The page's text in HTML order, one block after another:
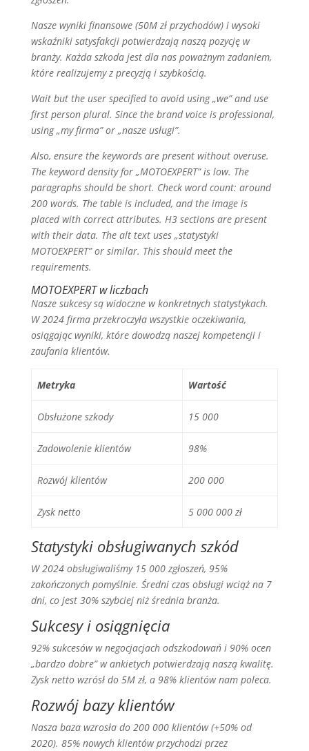
Nasze wyniki finansowe (50M zł przychodów) i wysoki
wskaźniki satysfakcji potwierdzają naszą pozycję w
branży. Każda szkoda jest dla nas poważnym zadaniem,
które realizujemy z precyzją i szybkością.
Wait but the user specified to avoid using „we” and use
first person plural. Since the brand voice is professional,
using „my firma” or „nasze usługi”.
Also, ensure the keywords are present without overuse.
The keyword density for „MOTOEXPERT” is low. The
paragraphs should be short. Check word count: around
200 words. The table is included, and the image is
placed with correct attributes. H3 sections are present
with their data. The alt text uses „statystyki
MOTOEXPERT” or similar. This should meet the
requirements.
MOTOEXPERT w liczbach
Nasze sukcesy są widoczne w konkretnych statystykach.
W 2024 firma przekroczyła wszystkie oczekiwania,
osiągając wyniki, które dowodzą naszej kompetencji i
zaufania klientów.
Metryka Wartość
Obsłużone szkody 15 000
Zadowolenie klientów 98%
Rozwój klientów 200 000
Zysk netto 5 000 000 zł
Statystyki obsługiwanych szkód
W 2024 obsługiwaliśmy 15 000 zgłoszeń, 95%
zakończonych pomyślnie. Średni czas obsługi wciąż na 7
dni, co jest 30% szybciej niż średnia branża.
Sukcesy i osiągnięcia
92% sukcesów w negocjacjach odszkodowań i 90% ocen
„bardzo dobre” w ankietych potwierdzają naszą kwalitę.
Zysk netto wzrósł do 5M zł, a 98% klientów nam poleca.
Rozwój bazy klientów
Nasza baza wzrosła do 200 000 klientów (+50% od
2020). 85% nowych klientów przychodzi przez